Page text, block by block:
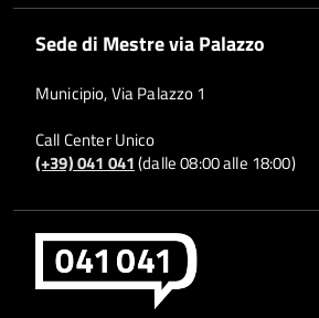
Sede di Mestre via Palazzo
Municipio, Via Palazzo 1
Call Center Unico
(+39) 041 041(dalle 08:00 alle 18:00)